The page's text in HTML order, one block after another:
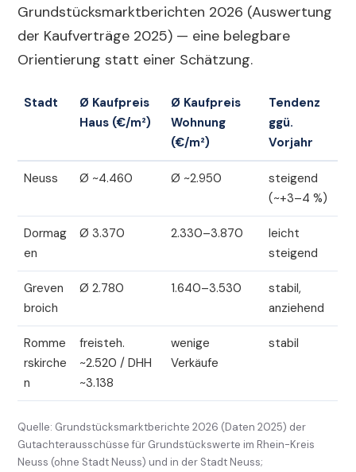
Grundstücksmarktberichten 2026 (Auswertung
der Kaufverträge 2025) — eine belegbare
Orientierung statt einer Schätzung.
Stadt
Ø Kaufpreis
Haus (€/m²)
Ø Kaufpreis
Wohnung
(€/m²)
Tendenz
ggü.
Vorjahr
Neuss Ø ~4.460 Ø ~2.950
steigend
(~+3–4 %)
Dormag
en
Ø 3.370 2.330–3.870
leicht
steigend
Greven
broich
Ø 2.780 1.640–3.530
stabil,
anziehend
Romme
rskirche
n
freisteh.
~2.520 / DHH
~3.138
wenige
Verkäufe
stabil
Quelle: Grundstücksmarktberichte 2026 (Daten 2025) der
Gutachterausschüsse für Grundstückswerte im Rhein-Kreis
Neuss (ohne Stadt Neuss) und in der Stadt Neuss;